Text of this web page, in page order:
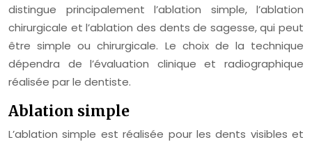
distingue principalement l’ablation simple, l’ablation
chirurgicale et l’ablation des dents de sagesse, qui peut
être simple ou chirurgicale. Le choix de la technique
dépendra de l’évaluation clinique et radiographique
réalisée par le dentiste.
Ablation simple
L’ablation simple est réalisée pour les dents visibles et